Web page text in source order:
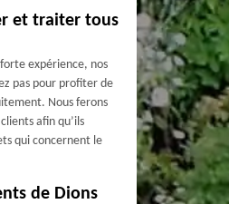
et traiter tous
expérience, nos
pas pour profiter de
Nous ferons
afin qu’ils
qui concernent le
de Dions